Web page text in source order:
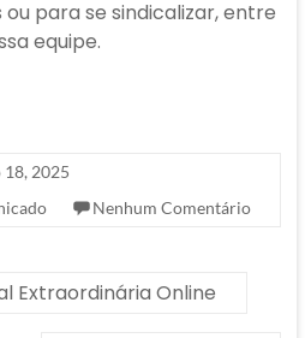
ou para se sindicalizar, entre
equipe.
2025
Nenhum Comentário
Extraordinária Online